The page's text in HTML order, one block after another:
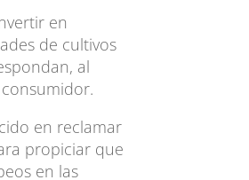
en
de cultivos
al
en reclamar
propiciar que
en las